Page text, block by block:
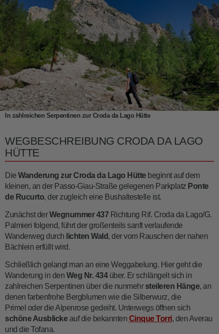
In zahlreichen Serpentinen zur Croda da Lago Hütte
WEGBESCHREIBUNG CRODA DA LAGO
HÜTTE
Die Wanderung zur Croda da Lago Hüttebeginnt auf dem
kleinen, an der Passo-Giau-Straße gelegenen Parkplatz Ponte
de Rucurto, der zugleich eine Bushaltestelle ist.
Zunächst derWegnummer 437 Richtung Rif. Croda da Lago/G.
Palmieri folgend, führt der großenteils sanft verlaufende
Wanderweg durch lichten Wald, der vom Rauschen der nahen
Bächlein erfüllt wird.
Schließlich gelangt man an eine Weggabelung. Hier geht die
Wanderung in den Weg Nr. 434über. Er schlängelt sich in
zahlreichen Serpentinen über die nunmehr steileren Hänge, an
denen farbenfrohe Bergblumen wie die Silberwurz, die
Primel oder die Alpenrose gedeiht. Unterwegs öffnen sich
schöne Ausblickeauf die bekannten Cinque Torri, den Averau
und die Tofana.